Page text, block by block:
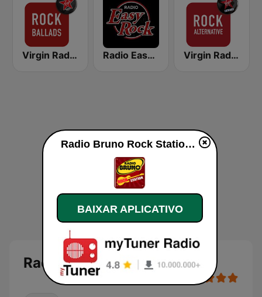
Virgin Radio Rock Ballads Radio Easy Rock Virgin Radio Rock Alternative
Radio Bruno Rock Station
Radio Bruno Rock Station ao vivo
BAIXAR APLICATIVO